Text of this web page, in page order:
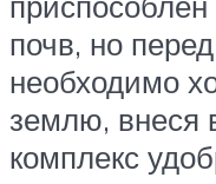
почв, но
необходимо
землю, внеся
комплекс